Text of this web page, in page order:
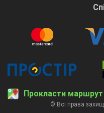
Прокласти маршрут
© Всі права